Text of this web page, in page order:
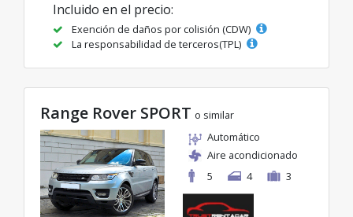
Incluido en el precio:
Exención de daños por colisión (CDW)
La responsabilidad de terceros(TPL)
Range Rover SPORT o similar
Automático
Aire acondicionado
5
4 3